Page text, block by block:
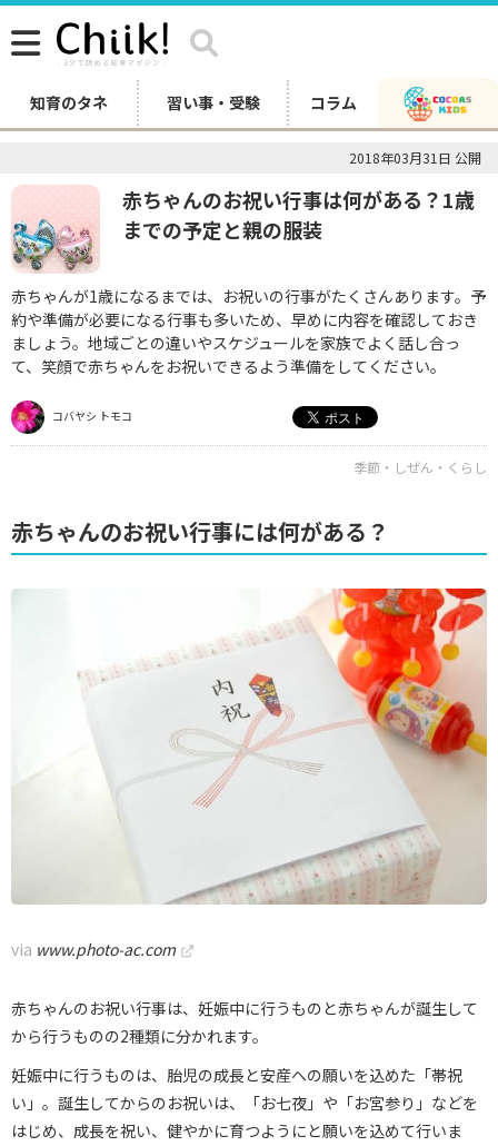
知育のタネ 習い事・受験 コラム
2018年03月31日 公開
赤ちゃんのお祝い行事は何がある？1歳
までの予定と親の服装
赤ちゃんが1歳になるまでは、お祝いの行事がたくさんあります。予
約や準備が必要になる行事も多いため、早めに内容を確認しておき
ましょう。地域ごとの違いやスケジュールを家族でよく話し合っ
て、笑顔で赤ちゃんをお祝いできるよう準備をしてください。
コバヤシ トモコ
季節・しぜん・くらし
赤ちゃんのお祝い行事には何がある？
via www.photo-ac.com
赤ちゃんのお祝い行事は、妊娠中に行うものと赤ちゃんが誕生して
から行うものの2種類に分かれます。
妊娠中に行うものは、胎児の成長と安産への願いを込めた「帯祝
い」。誕生してからのお祝いは、「お七夜」や「お宮参り」などを
はじめ、成長を祝い、健やかに育つようにと願いを込めて行いま